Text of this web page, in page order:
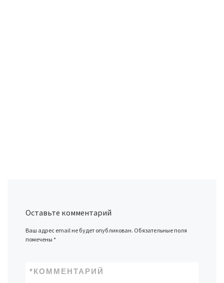
Оставьте комментарий
Ваш адрес email не будет опубликован. Обязательные поля
помечены*
КОММЕНТАРИЙ
*